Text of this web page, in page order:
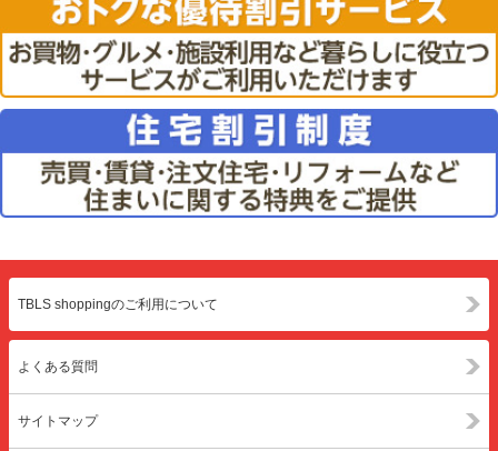
TBLS shoppingのご利用について
よくある質問
サイトマップ